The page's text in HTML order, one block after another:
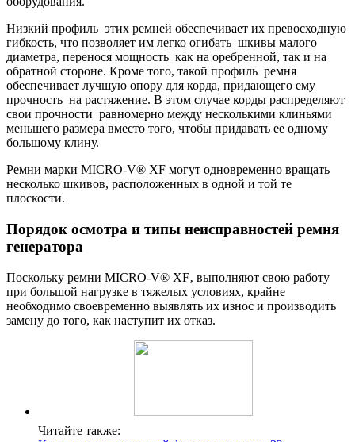
Низкий профиль этих ремней обеспечивает их превосходную
гибкость, что позволяет им легко огибать шкивы малого
диаметра, перенося мощность как на оребренной, так и на
обратной стороне. Кроме того, такой профиль ремня
обеспечивает лучшую опору для корда, придающего ему
прочность на растяжение. В этом случае корды распределяют
свои прочности равномерно между несколькими клиньями
меньшего размера вместо того, чтобы придавать ее одному
большому клину.
Ремни марки MICRO-V® XF могут одновременно вращать
несколько шкивов, расположенных в одной и той те
плоскости.
Порядок осмотра и типы неисправностей ремня
генератора
Поскольку ремни MICRO-V® XF‚ выполняют свою работу
при большой нагрузке в тяжелых условиях, крайне
необходимо своевременно выявлять их износ и производить
замену до того, как наступит их отказ.
Читайте также: